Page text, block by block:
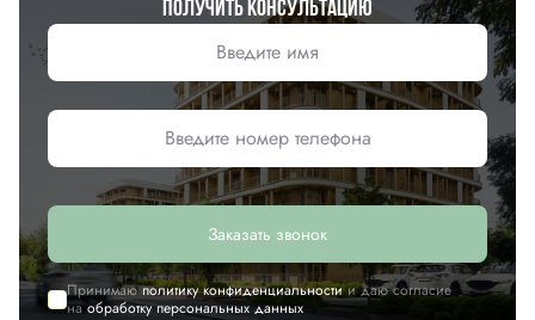
Получить консультацию
Заказать звонок
Принимаюполитику конфиденциальностии даю согласие
наобработку персональных данных